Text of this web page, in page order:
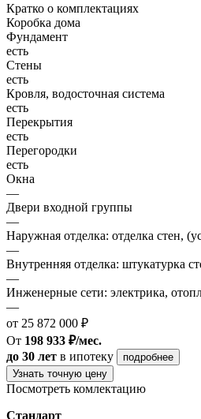
Кратко о комплектациях
Коробка дома
Фундамент
есть
Стены
есть
Кровля, водосточная система
есть
Перекрытия
есть
Перегородки
есть
Окна
—
Двери входной группы
—
Наружная отделка: отделка стен,
—
Внутренняя отделка: штукатурка
—
Инженерные сети: электрика,
—
от 25 872 000 ₽
От 198 933 ₽/мес.
до 30 лет в ипотеку
подробнее
Узнать точную цену
Посмотреть комлектацию
Стандарт